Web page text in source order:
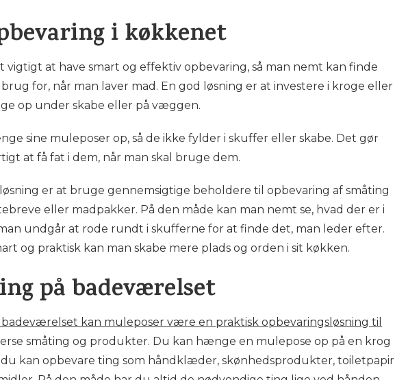
i køkkenet
vigtigt at have smart og effektiv opbevaring, så man nemt kan finde
for, når man laver mad. En god løsning er at investere i kroge eller
op under skabe eller på væggen.
sine muleposer op, så de ikke fylder i skuffer eller skabe. Det gør
at få fat i dem, når man skal bruge dem.
er at bruge gennemsigtige beholdere til opbevaring af småting
eller madpakker. På den måde kan man nemt se, hvad der er i
undgår at rode rundt i skufferne for at finde det, man leder efter.
og praktisk kan man skabe mere plads og orden i sit køkken.
på badeværelset
badeværelset kan muleposer være en praktisk opbevaringsløsning til
småting og produkter. Du kan hænge en mulepose op på en krog
kan opbevare ting som håndklæder, skønhedsprodukter, toiletpapir